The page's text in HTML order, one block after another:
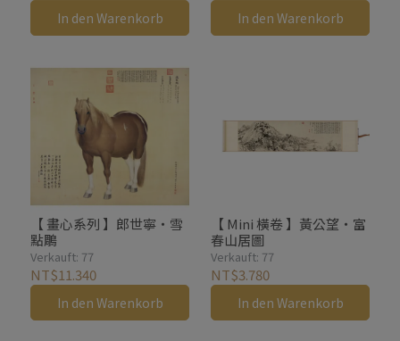
In den Warenkorb In den Warenkorb
【 畫心系列 】郎世寧・雪
點鵰
Verkauft: 77
NT$11.340
In den Warenkorb
【 Mini 橫卷 】黃公望・富
春山居圖
Verkauft: 77
NT$3.780
In den Warenkorb